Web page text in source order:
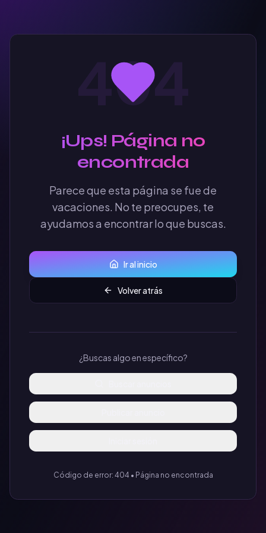
404
¡Ups! Página no
encontrada
Parece que esta página se fue de
vacaciones. No te preocupes, te
ayudamos a encontrar lo que buscas.
Ir al inicio
Volver atrás
¿Buscas algo en específico?
Código de error: 404 • Página no encontrada